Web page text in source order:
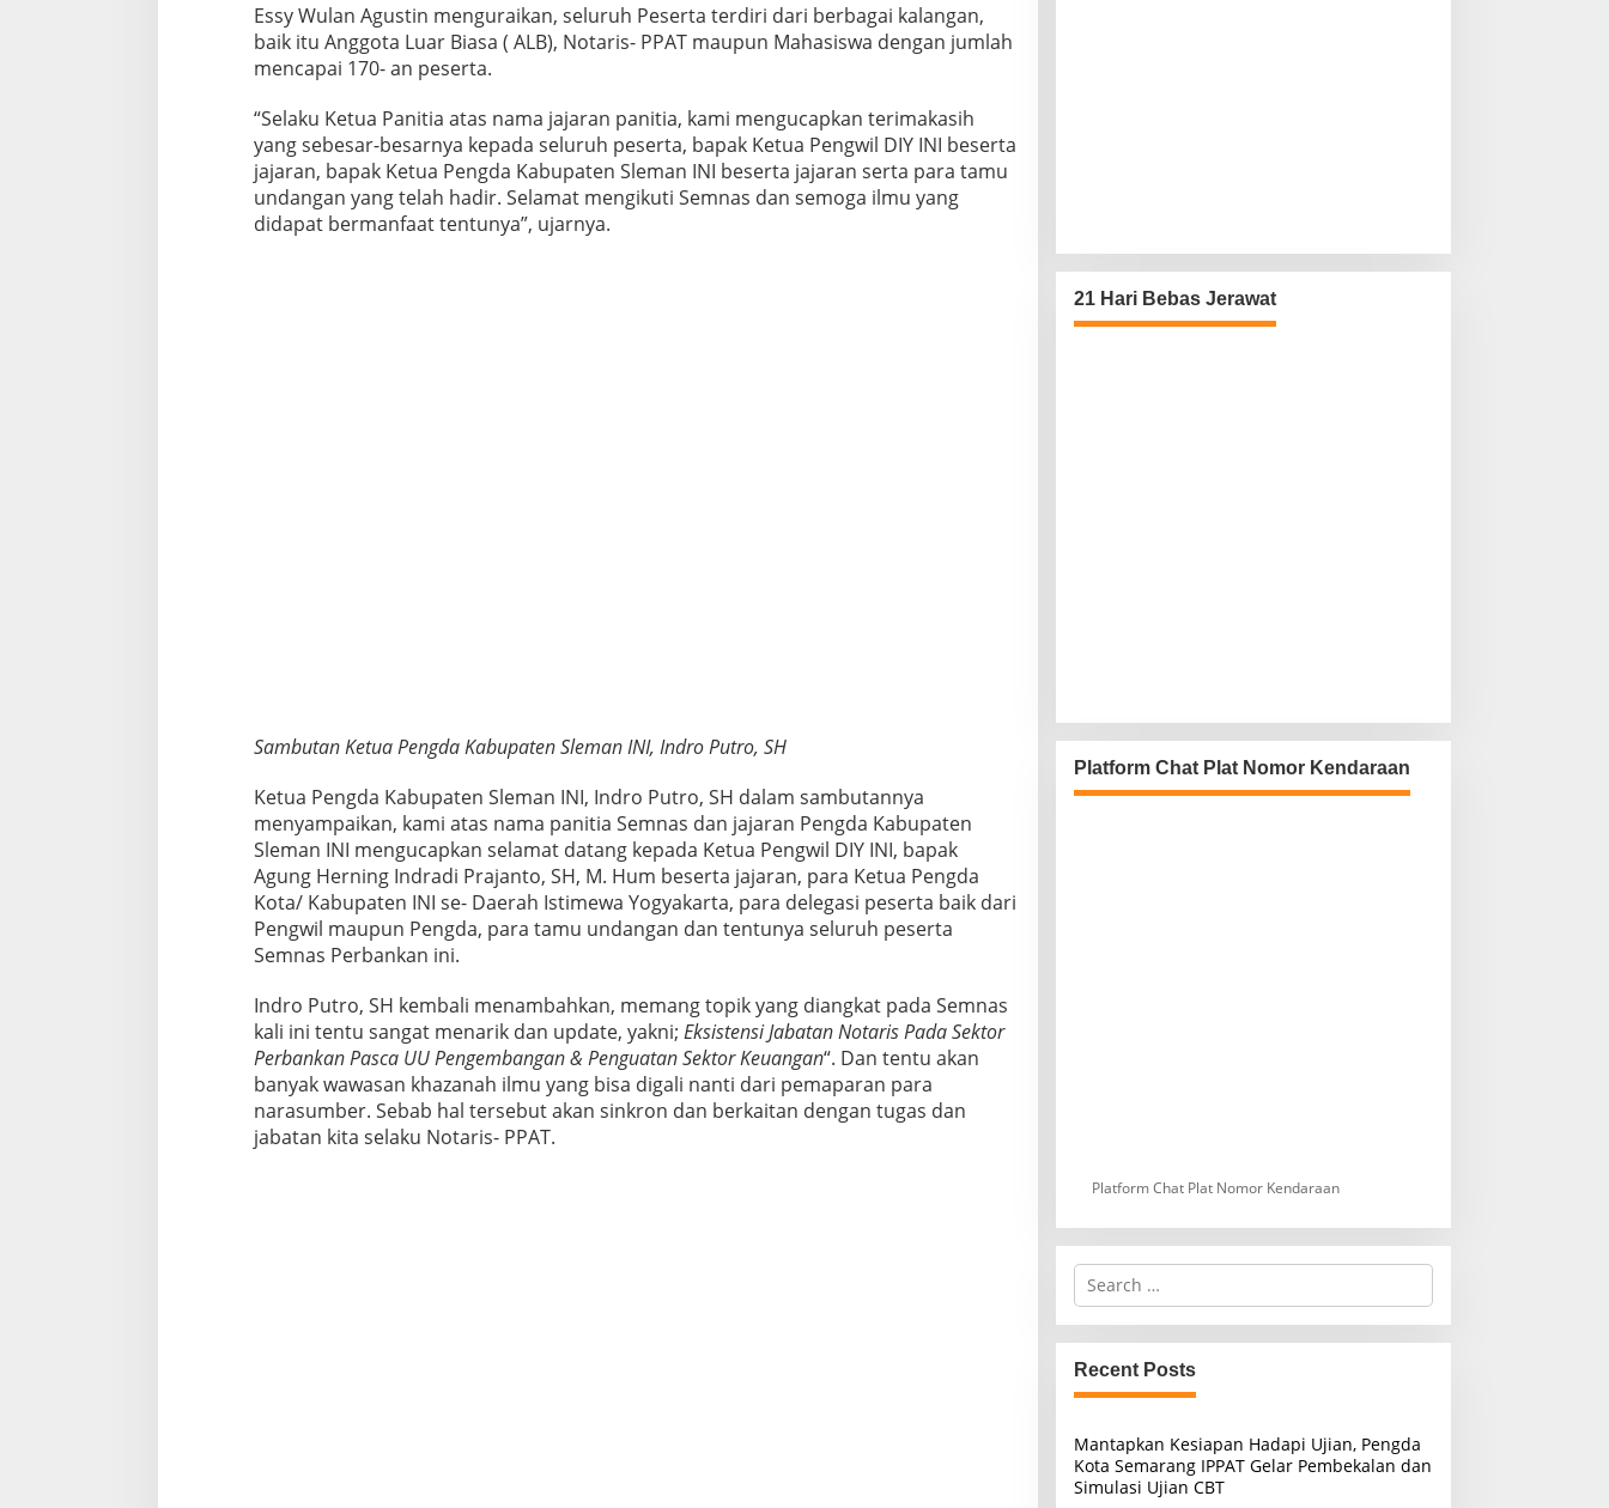
Essy Wulan Agustin menguraikan, seluruh Peserta terdiri dari berbagai kalangan,
baik itu Anggota Luar Biasa ( ALB), Notaris- PPAT maupun Mahasiswa dengan jumlah
mencapai 170- an peserta.
“Selaku Ketua Panitia atas nama jajaran panitia, kami mengucapkan terimakasih
yang sebesar-besarnya kepada seluruh peserta, bapak Ketua Pengwil DIY INI beserta
jajaran, bapak Ketua Pengda Kabupaten Sleman INI beserta jajaran serta para tamu
undangan yang telah hadir. Selamat mengikuti Semnas dan semoga ilmu yang
didapat bermanfaat tentunya”, ujarnya.
Sambutan Ketua Pengda Kabupaten Sleman INI, Indro Putro, SH
Ketua Pengda Kabupaten Sleman INI, Indro Putro, SH dalam sambutannya
menyampaikan, kami atas nama panitia Semnas dan jajaran Pengda Kabupaten
Sleman INI mengucapkan selamat datang kepada Ketua Pengwil DIY INI, bapak
Agung Herning Indradi Prajanto, SH, M. Hum beserta jajaran, para Ketua Pengda
Kota/ Kabupaten INI se- Daerah Istimewa Yogyakarta, para delegasi peserta baik dari
Pengwil maupun Pengda, para tamu undangan dan tentunya seluruh peserta
Semnas Perbankan ini.
Indro Putro, SH kembali menambahkan, memang topik yang diangkat pada Semnas
kali ini tentu sangat menarik dan update, yakni; Eksistensi Jabatan Notaris Pada Sektor
Perbankan Pasca UU Pengembangan & Penguatan Sektor Keuangan“. Dan tentu akan
banyak wawasan khazanah ilmu yang bisa digali nanti dari pemaparan para
narasumber. Sebab hal tersebut akan sinkron dan berkaitan dengan tugas dan
jabatan kita selaku Notaris- PPAT.
21 Hari Bebas Jerawat
Platform Chat Plat Nomor Kendaraan
Platform Chat Plat Nomor Kendaraan
S
r
c
h
f
r
:
Recent Posts
Mantapkan Kesiapan Hadapi Ujian, Pengda
Kota Semarang IPPAT Gelar Pembekalan dan
Simulasi Ujian CBT